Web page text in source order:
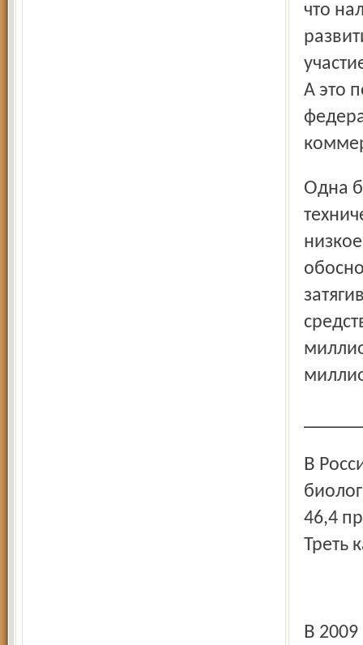
что
А это
Одна беда: слабая кадровая обеспеченность
В России 12,3 процента стоков не проходят полную
46,4
Треть
В 2009 году в Волгу сброшено хозяйственно-бытовых и